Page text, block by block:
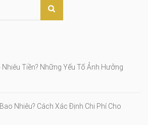
Tiền? Những Yếu Tố Ảnh Hưởng
Nhiêu? Cách Xác Định Chi Phí Cho